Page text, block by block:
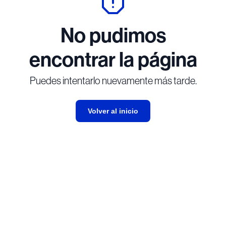
No pudimos
encontrar la página
Puedes intentarlo nuevamente más tarde.
Volver al inicio